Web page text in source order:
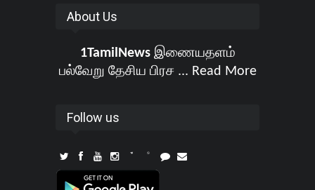
About Us
1TamilNewsஇணையதளம்
பல்வேறு தேசிய பிரச ... Read More
Follow us